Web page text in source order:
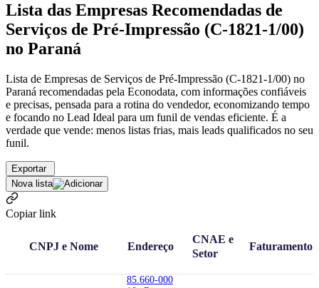
Lista das Empresas Recomendadas de
Serviços de Pré-Impressão (C-1821-1/00)
no Paraná
Lista de Empresas de Serviços de Pré-Impressão (C-1821-1/00) no
Paraná recomendadas pela Econodata, com informações confiáveis
e precisas, pensada para a rotina do vendedor, economizando tempo
e focando no Lead Ideal para um funil de vendas eficiente. É a
verdade que vende: menos listas frias, mais leads qualificados no seu
funil.
Exportar
Nova lista
Copiar link
CNPJ e Nome Endereço
CNAE e
Setor
Faturamento
85.660-000